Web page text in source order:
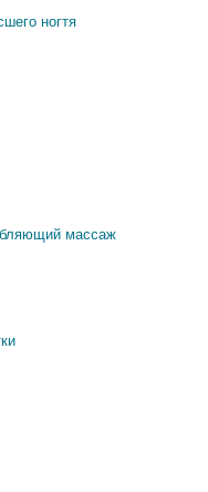
ногтя
массаж